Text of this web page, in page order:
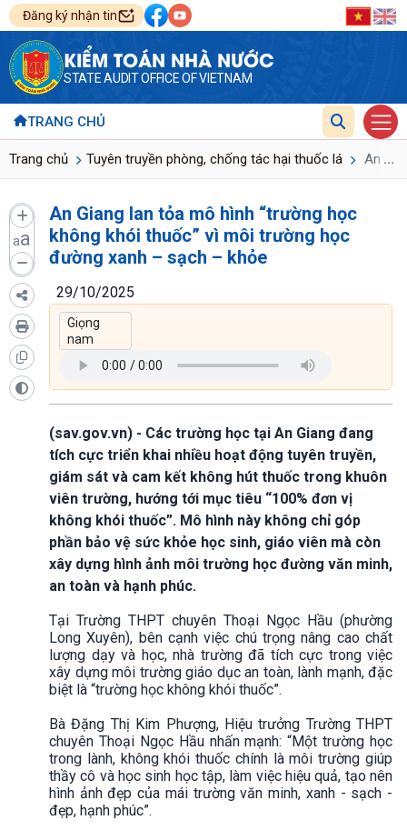
Đăng ký nhận tin
KIỂM TOÁN NHÀ NƯỚC
STATE AUDIT OFFICE OF VIETNAM
TRANG CHỦ
Trang chủ Tuyên truyền phòng, chống tác hại thuốc lá An ...
aa
An Giang lan tỏa mô hình “trường học
không khói thuốc” vì môi trường học
đường xanh – sạch – khỏe
29/10/2025
(sav.gov.vn) - Các trường học tại An Giang đang
tích cực triển khai nhiều hoạt động tuyên truyền,
giám sát và cam kết không hút thuốc trong khuôn
viên trường, hướng tới mục tiêu “100% đơn vị
không khói thuốc”. Mô hình này không chỉ góp
phần bảo vệ sức khỏe học sinh, giáo viên mà còn
xây dựng hình ảnh môi trường học đường văn minh,
an toàn và hạnh phúc.
Tại Trường THPT chuyên Thoại Ngọc Hầu (phường
Long Xuyên), bên cạnh việc chú trọng nâng cao chất
lượng dạy và học, nhà trường đã tích cực trong việc
xây dựng môi trường giáo dục an toàn, lành mạnh, đặc
biệt là “trường học không khói thuốc”.
Bà Đặng Thị Kim Phượng, Hiệu trưởng Trường THPT
chuyên Thoại Ngọc Hầu nhấn mạnh: “Một trường học
trong lành, không khói thuốc chính là môi trường giúp
thầy cô và học sinh học tập, làm việc hiệu quả, tạo nên
hình ảnh đẹp của mái trường văn minh, xanh - sạch -
đẹp, hạnh phúc”.